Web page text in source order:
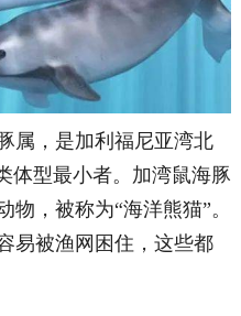
属，是加利福尼亚湾北
体型最小者。加湾鼠海豚
，被称为“海洋熊猫”。
易被渔网困住，这些都